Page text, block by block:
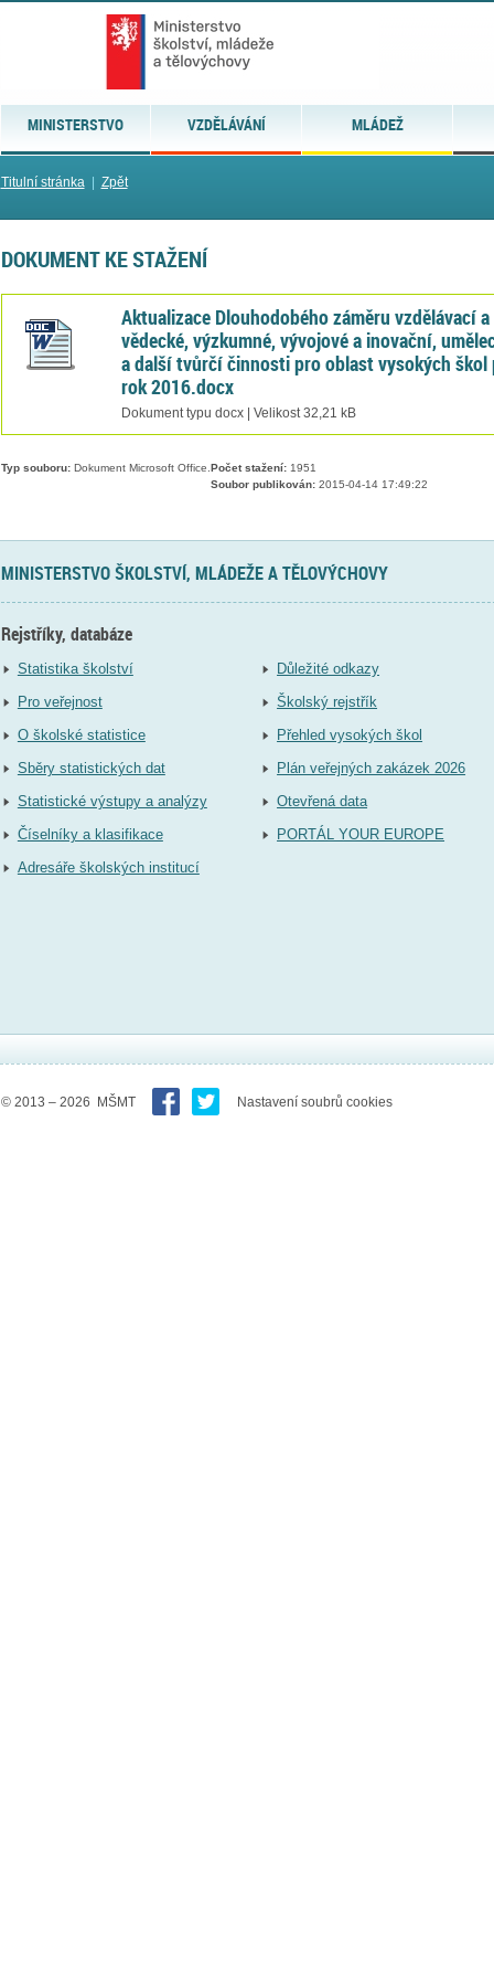
MINISTERSTVO VZDĚLÁVÁNÍ MLÁDEŽ
Titulní stránka| Zpět
DOKUMENT KE STAŽENÍ
Aktualizace Dlouhodobého záměru vzdělávací a
vědecké, výzkumné, vývojové a inovační,
a další tvůrčí činnosti pro oblast vysokých škol
rok 2016.docx
Dokument typu docx | Velikost 32,21 kB
Typ souboru:Dokument Microsoft Office. Počet stažení:1951
Soubor publikován:2015-04-14 17:49:22
MINISTERSTVO ŠKOLSTVÍ, MLÁDEŽE A TĚLOVÝCHOVY
Rejstříky, databáze
Statistika školství
Pro veřejnost
O školské statistice
Sběry statistických dat
Statistické výstupy a analýzy
Číselníky a klasifikace
Adresáře školských institucí
Důležité odkazy
Školský rejstřík
Přehled vysokých škol
Plán veřejných zakázek 2026
Otevřená data
PORTÁL YOUR EUROPE
© 2013 – 2026 MŠMT Nastavení soubrů cookies